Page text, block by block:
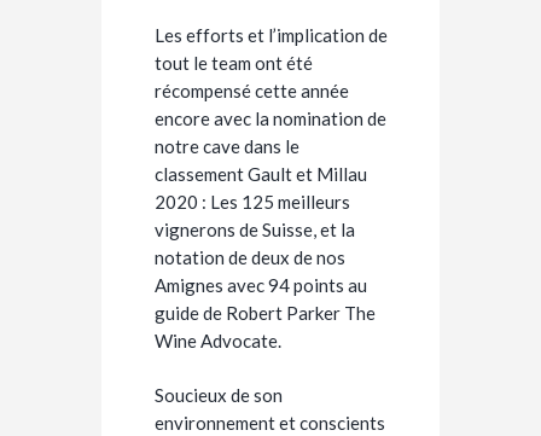
Les efforts et l’implication de
tout le team ont été
récompensé cette année
encore avec la nomination de
notre cave dans le
classement Gault et Millau
2020 : Les 125 meilleurs
vignerons de Suisse, et la
notation de deux de nos
Amignes avec 94 points au
guide de Robert Parker The
Wine Advocate.
Soucieux de son
environnement et conscients